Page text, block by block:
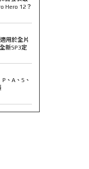
Hero 12？
用於全片
新SP3定
、A、S、